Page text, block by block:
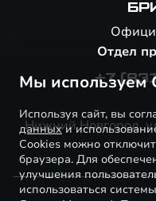
Отдел
+7
Нижний Новгород,
Мы используем
Используя сайт, вы
данныхи
Cookies можно
браузера. Для
улучшения
использоваться